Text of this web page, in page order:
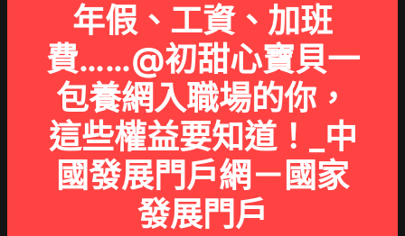
年假、工資、加班
費……@初甜心寶貝一
包養網入職場的你，
這些權益要知道！_中
國發展門戶網－國家
發展門戶